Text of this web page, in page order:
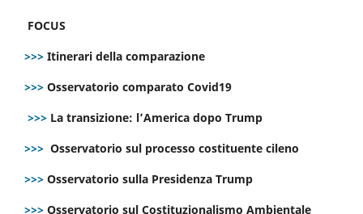
FOCUS
>>> Itinerari della comparazione
>>> Osservatorio comparato Covid19
>>> La transizione: l’America dopo Trump
>>> Osservatorio sul processo costituente cileno
>>> Osservatorio sulla Presidenza Trump
>>> Osservatorio sul Costituzionalismo Ambientale